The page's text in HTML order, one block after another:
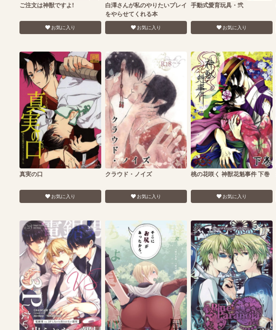
ご注文は神獣ですよ!
お気に入り
白澤さんが私のやりたいプレイ
をやらせてくれる本
お気に入り
手動式愛育玩具・弐
お気に入り
真実の口
お気に入り
クラウド・ノイズ
お気に入り
桃の花咲く 神獣花魁事件 下巻
お気に入り